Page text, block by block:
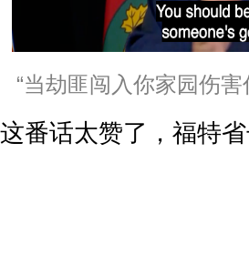
“当劫匪闯入你家园伤
这番话太赞了，福特